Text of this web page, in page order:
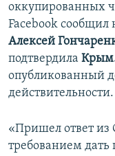
оккупированных
Facebook
Алексей
подтвердила
опубликованный
действительности.
«Пришел ответ из
требованием дать